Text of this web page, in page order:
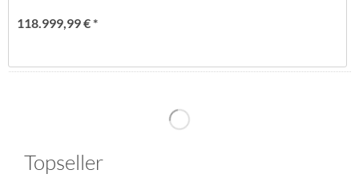
118.999,99 € *
Topseller